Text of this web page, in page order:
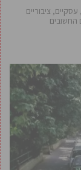
ציבוריים
החשובים